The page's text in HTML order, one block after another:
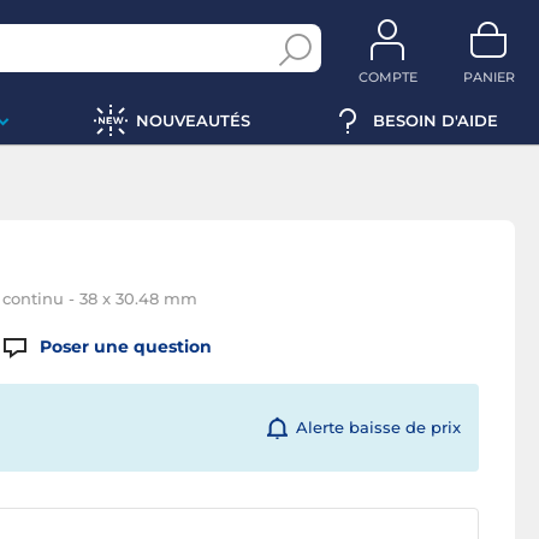
COMPTE PANIER
NOUVEAUTÉS BESOIN D'AIDE
- 38 x 30.48 mm
Poser une question
Alerte baisse de prix